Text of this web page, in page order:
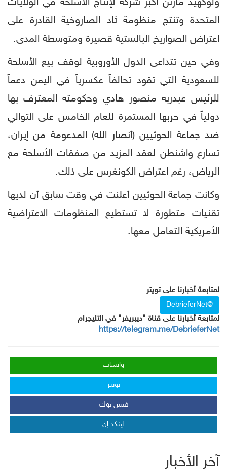
ولوكهيد مارتن أكبر شركة لإنتاج الأسلحة في الولايات
المتحدة وتنتج منظومة ثاد الصاروخية القادرة على
اعتراض الصواريخ البالستية قصيرة ومتوسطة المدى.
وفي حين تتداعى الدول الأوروبية لوقف بيع الأسلحة
للسعودية التي تقود تحالفاً عكسرياً في اليمن دعماً
للرئيس عبدربه منصور هادي وحكومته المعترف بها
دولياً في حربها المستمرة للعام الخامس على التوالي
ضد جماعة الحوثيين (أنصار الله) المدعومة من إيران،
تسارع واشنطن لعقد المزيد من صفقات الأسلحة مع
الرياض، رغم اعتراض الكونغرس على ذلك.
وكانت جماعة الحوثيين أعلنت في وقت سابق أن لديها
تقنيات متطورة لا تستطيع المنظومات الاعتراضية
الأمريكية التعامل معها.
لمتابعة أخبارنا على تويتر
@DebrieferNet
لمتابعة أخبارنا على قناة "ديبريفر" في التليجرام
https://telegram.me/DebrieferNet
واتساب
تويتر
فيس بوك
لينكد إن
آخر الأخبار